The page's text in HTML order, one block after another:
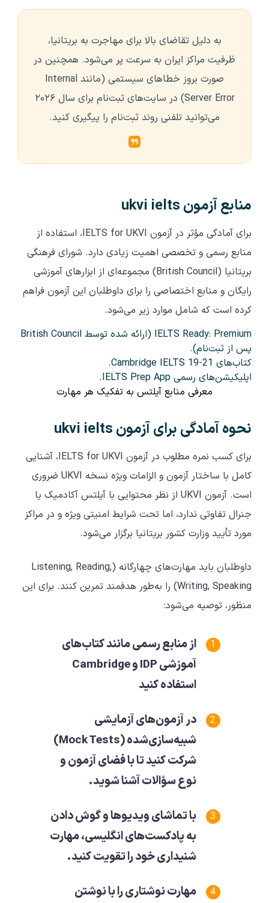
به دلیل تقاضای بالا برای مهاجرت به بریتانیا،
ظرفیت مراکز ایران به سرعت پر می‌شود. همچنین در
صورت بروز خطاهای سیستمی (مانند Internal
Server Error) در سایت‌های ثبت‌نام برای سال ۲۰۲۶
می‌توانید تلفنی روند ثبت‌نام را پیگیری کنید.
منابع آزمون ukvi ielts
برای آمادگی مؤثر در آزمون IELTS for UKVI، استفاده از
منابع رسمی و تخصصی اهمیت زیادی دارد. شورای فرهنگی
بریتانیا (British Council) مجموعه‌ای از ابزارهای آموزشی
رایگان و منابع اختصاصی را برای داوطلبان این آزمون فراهم
کرده است که شامل موارد زیر می‌شود.
IELTS Ready: Premium (ارائه شده توسط British Council
پس از ثبت‌نام).
کتاب‌های Cambridge IELTS 19-21.
اپلیکیشن‌های رسمی IELTS Prep App.
معرفی منابع آیلتس به تفکیک هر مهارت
نحوه آمادگی برای آزمون ukvi ielts
برای کسب نمره مطلوب در آزمون IELTS for UKVI، آشنایی
کامل با ساختار آزمون و الزامات ویژه نسخه UKVI ضروری
است. آزمون UKVI از نظر محتوایی با آیلتس آکادمیک یا
جنرال تفاوتی ندارد، اما تحت شرایط امنیتی ویژه و در مراکز
مورد تأیید وزارت کشور بریتانیا برگزار می‌شود.
داوطلبان باید مهارت‌های چهارگانه (Listening, Reading,
Writing, Speaking) را به‌طور هدفمند تمرین کنند. برای این
منظور، توصیه می‌شود:
از منابع رسمی مانند کتاب‌های
آموزشی IDP و Cambridge
استفاده کنید
در آزمون‌های آزمایشی
شبیه‌سازی‌شده (Mock Tests)
شرکت کنید تا با فضای آزمون و
نوع سؤالات آشنا شوید.
با تماشای ویدیوها و گوش دادن
به پادکست‌های انگلیسی، مهارت
شنیداری خود را تقویت کنید.
مهارت نوشتاری را با نوشتن